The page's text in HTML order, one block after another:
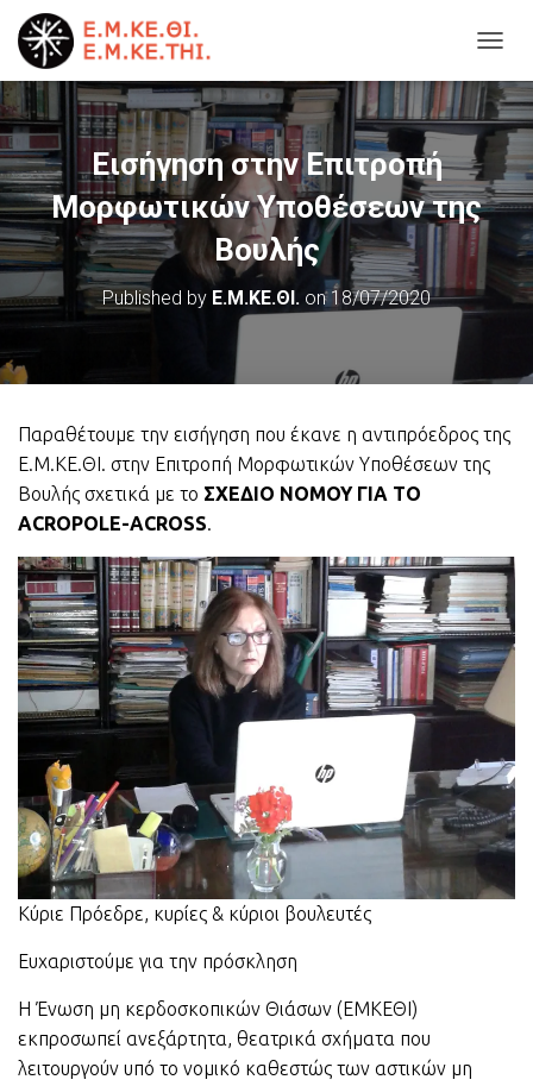
O
G
G
N
A
O
Εισήγηση στην Επιτροπή
Μορφωτικών Υποθέσεων της
Βουλής
Published by Ε.Μ.ΚΕ.ΘΙ. on18/07/2020
Παραθέτουμε την εισήγηση που έκανε η αντιπρόεδρος της
Ε.Μ.ΚΕ.ΘΙ. στην Επιτροπή Μορφωτικών Υποθέσεων της
Βουλής σχετικά με το ΣΧΕΔΙΟ ΝΟΜΟΥ ΓΙΑ ΤΟ
ACROPOLE-ACROSS.
Κύριε Πρόεδρε, κυρίες & κύριοι βουλευτές
Ευχαριστούμε για την πρόσκληση
Η Ένωση μη κερδοσκοπικών Θιάσων (ΕΜΚΕΘΙ)
εκπροσωπεί ανεξάρτητα, θεατρικά σχήματα που
λειτουργούν υπό το νομικό καθεστώς των αστικών μη